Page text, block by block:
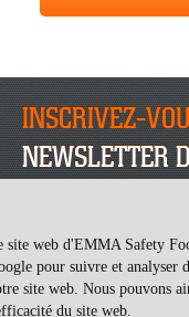
site web d'EMMA Safety
pour suivre et analyser
site web. Nous pouvons
du site web.
INSCRIVEZ-
NEWSLETTER